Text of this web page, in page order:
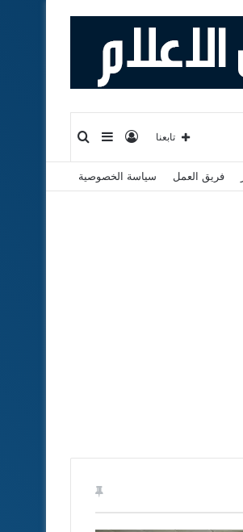
إضافة
عمود
تسجيل
الدخول
تابعنا
فريق العمل سياسة الخصوصية